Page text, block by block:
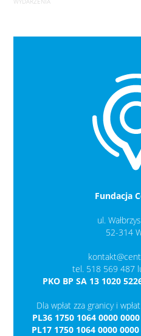
Fundacja
ul.
52-314
tel. 518 569 487
PKO BP SA 13 1020
Dla wpłat zza granicy i
PL36 1750 1064 0000
PL17 1750 1064 0000